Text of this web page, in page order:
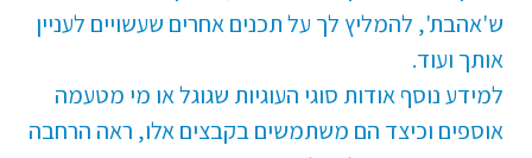
ש'אהבת', להמליץ לך על תכנים אחרים שעשויים לעניין
אותך ועוד.
למידע נוסף אודות סוגי העוגיות שגוגל או מי מטעמה
אוספים וכיצד הם משתמשים בקבצים אלו, ראה הרחבה